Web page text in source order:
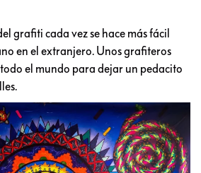
grafiti cada vez se hace más fácil
en el extranjero. Unos grafiteros
el mundo para dejar un pedacito